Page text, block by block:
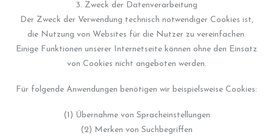
3. Zweck der Datenverarbeitung
Der Zweck der Verwendung technisch notwendiger Cookies ist,
die Nutzung von Websites für die Nutzer zu vereinfachen.
Einige Funktionen unserer Internetseite können ohne den Einsatz
von Cookies nicht angeboten werden.
Für folgende Anwendungen benötigen wir beispielsweise Cookies:
(1) Übernahme von Spracheinstellungen
(2) Merken von Suchbegriffen